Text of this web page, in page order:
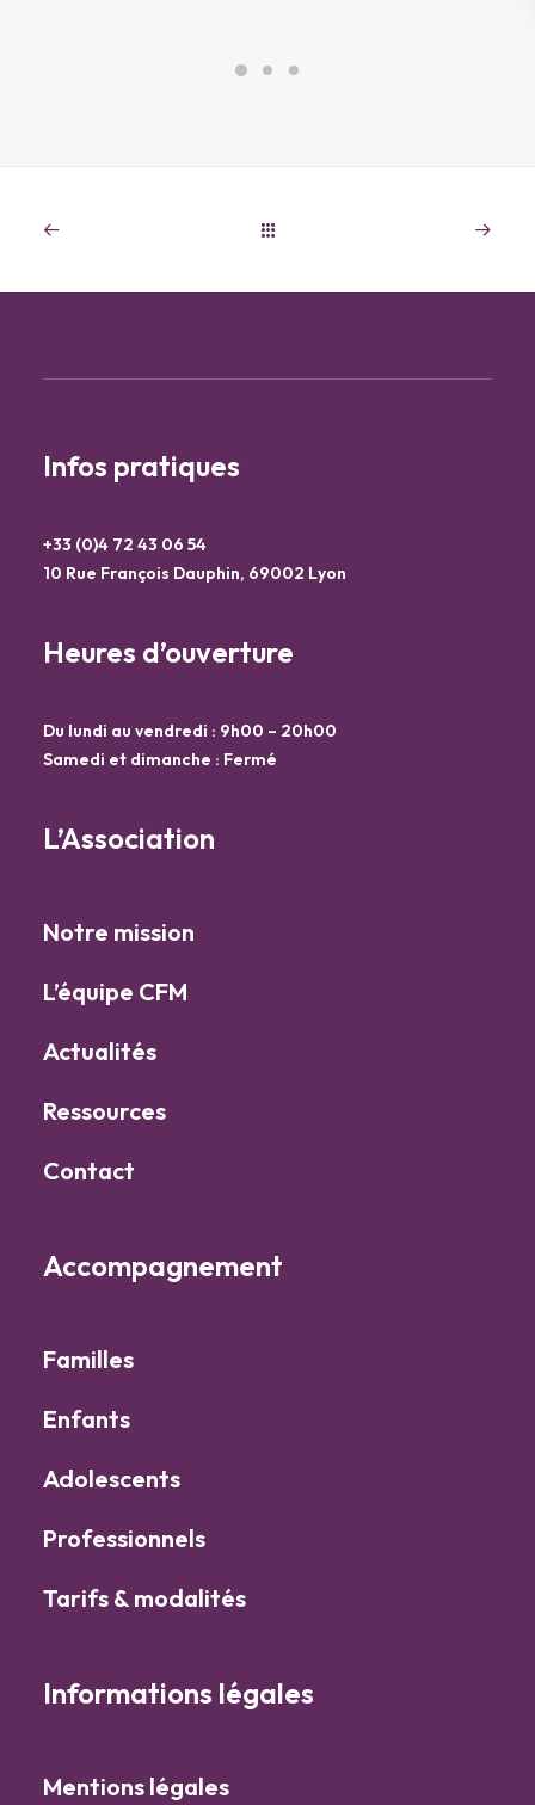
Infos pratiques
+33 (0)4 72 43 06 54
10 Rue François Dauphin, 69002 Lyon
Heures d’ouverture
Du lundi au vendredi : 9h00 – 20h00
Samedi et dimanche : Fermé
L’Association
Notre mission
L’équipe CFM
Actualités
Ressources
Contact
Accompagnement
Familles
Enfants
Adolescents
Professionnels
Tarifs & modalités
Informations légales
Mentions légales